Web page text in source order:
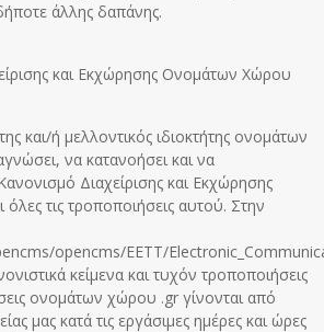
άλλης δαπάνης.
και Εκχώρησης Ονομάτων Χώρου
και/ή μελλοντικός ιδιοκτήτης ονομάτων
να κατανοήσει και να
Διαχείρισης και Εκχώρησης
τις τροποποιήσεις αυτού. Στην
opencms/EETT/
κείμενα και τυχόν τροποποιήσεις
ονομάτων χώρου .gr γίνονται από
μας κατά τις εργάσιμες ημέρες και ώρες